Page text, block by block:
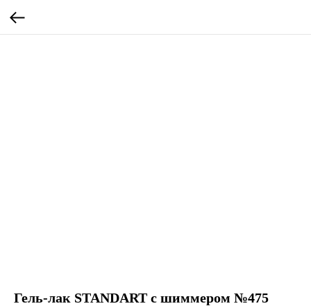
Гель-лак STANDART с шиммером №475